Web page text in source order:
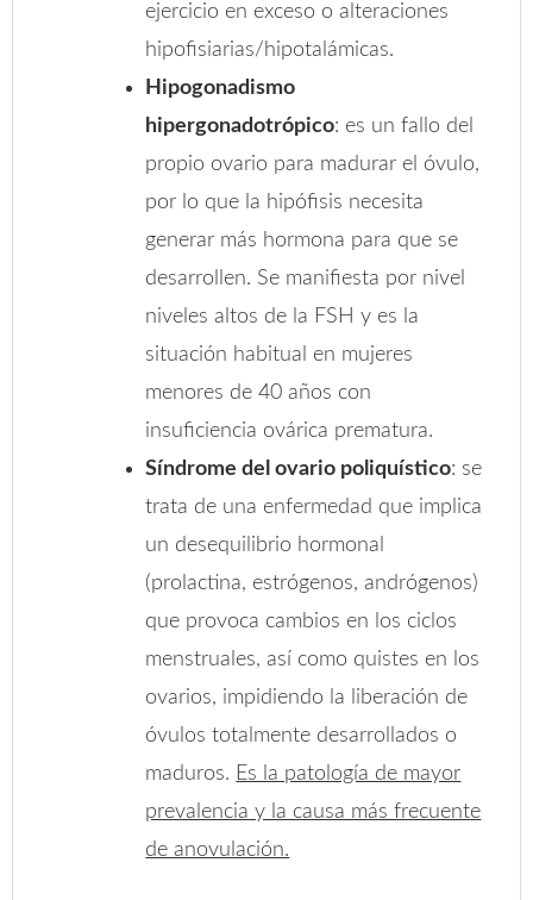
ejercicio en exceso o alteraciones
hipofisiarias/hipotalámicas.
Hipogonadismo
hipergonadotrópico: es un fallo del
propio ovario para madurar el óvulo,
por lo que la hipófisis necesita
generar más hormona para que se
desarrollen. Se manifiesta por nivel
niveles altos de la FSH y es la
situación habitual en mujeres
menores de 40 años con
insuficiencia ovárica prematura.
Síndrome del ovario poliquístico: se
trata de una enfermedad que implica
un desequilibrio hormonal
(prolactina, estrógenos, andrógenos)
que provoca cambios en los ciclos
menstruales, así como quistes en los
ovarios, impidiendo la liberación de
óvulos totalmente desarrollados o
maduros. Es la patología de mayor
prevalencia y la causa más frecuente
de anovulación.